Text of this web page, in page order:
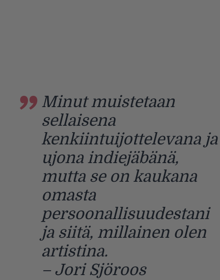
Minut muistetaan
sellaisena
kenkiintuijottelevana ja
ujona indiejäbänä,
mutta se on kaukana
omasta
persoonallisuudestani
ja siitä, millainen olen
artistina.
– Jori Sjöroos